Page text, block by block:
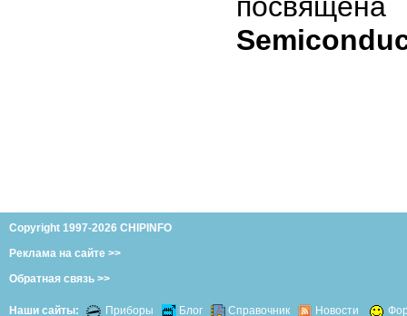
Copyright 1997-2026 CHIPINFO
Реклама на сайте >>
Обратная связь >>
Наши сайты: Приборы Блог Справочник Новости